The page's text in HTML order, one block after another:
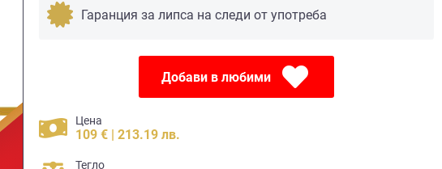
Гаранция за липса на следи от употреба
Добави в любими
Цена
109 € | 213.19 лв.
Тегло